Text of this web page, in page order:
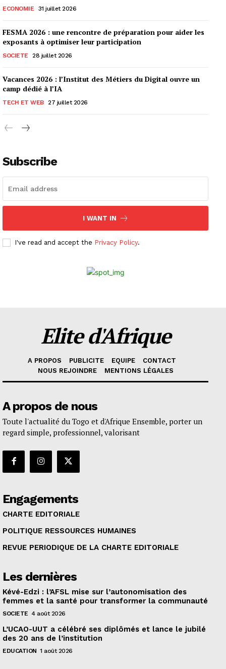
ECONOMIE 31 juillet 2026
FESMA 2026 : une rencontre de préparation pour aider les
exposants à optimiser leur participation
SOCIETE 28 juillet 2026
Vacances 2026 : l’Institut des Métiers du Digital ouvre un
camp dédié à l’IA
TECH ET WEB 27 juillet 2026
Subscribe
I WANT IN
I've read and accept the Privacy Policy.
Elite d'Afrique
A PROPOS PUBLICITE EQUIPE
CONTACT
NOUS REJOINDRE
MENTIONS LÉGALES
A propos de nous
Toute l'actualité du Togo et d'Afrique Ensemble, porter un
regard simple, professionnel, valorisant
Engagements
CHARTE EDITORIALE
POLITIQUE RESSOURCES HUMAINES
REVUE PERIODIQUE DE LA CHARTE EDITORIALE
Les dernières
Kévé-Edzi : l’AFSL mise sur l’autonomisation des
femmes et la santé pour transformer la communauté
SOCIETE 4 août 2026
L’UCAO-UUT a célébré ses diplômés et lance le jubilé
des 20 ans de l’institution
EDUCATION 1 août 2026